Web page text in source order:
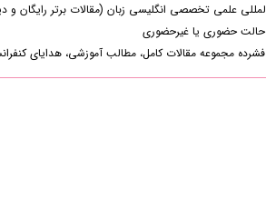
علمی تخصصی انگلیسی زبان (مقالات برتر رایگان و دیگر
حالت حضوری یا غیرحضوری
مجموعه مقالات کامل، مطالب آموزشی، هدایای